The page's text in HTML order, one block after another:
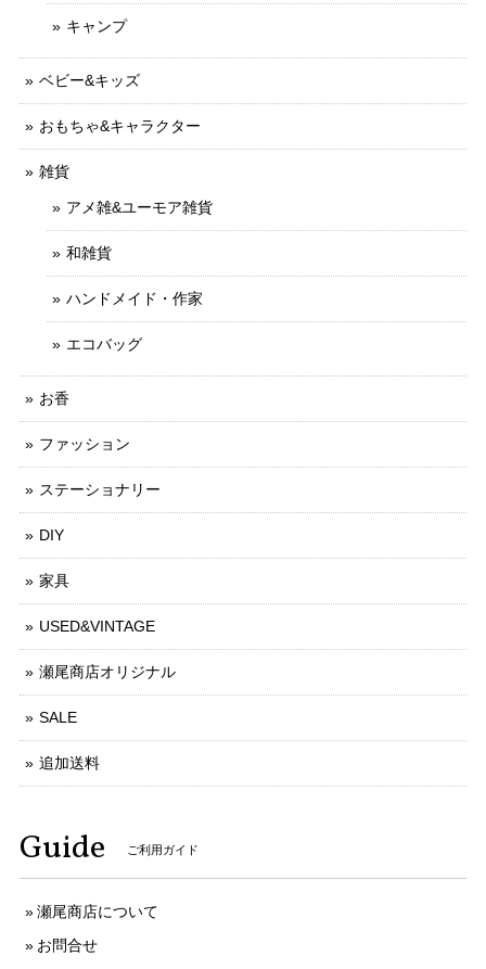
キャンプ
ベビー&キッズ
おもちゃ&キャラクター
雑貨
アメ雑&ユーモア雑貨
和雑貨
ハンドメイド・作家
エコバッグ
お香
ファッション
ステーショナリー
DIY
家具
USED&VINTAGE
瀬尾商店オリジナル
SALE
追加送料
Guide ご利用ガイド
瀬尾商店について
お問合せ